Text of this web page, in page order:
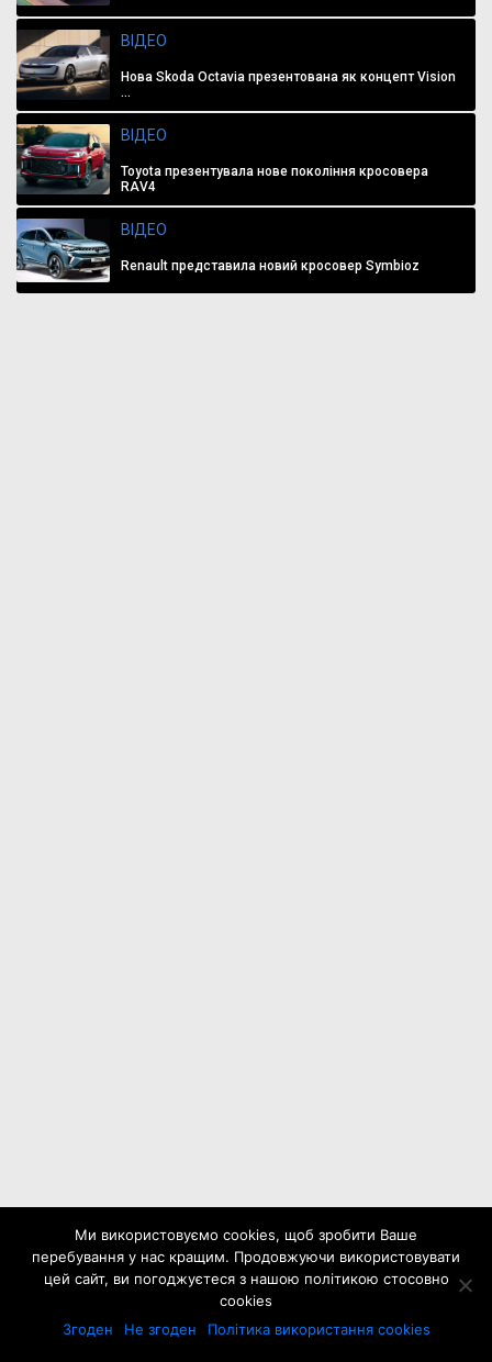
ВІДЕО
Нова Skoda Octavia презентована як концепт Vision
...
ВІДЕО
Toyota презентувала нове покоління кросовера
RAV4
ВІДЕО
Renault представила новий кросовер Symbioz
Ми використовуємо cookies, щоб зробити Ваше
перебування у нас кращим. Продовжуючи використовувати
цей сайт, ви погоджуєтеся з нашою політикою стосовно
cookies
Згоден
Не згоден Політика використання cookies